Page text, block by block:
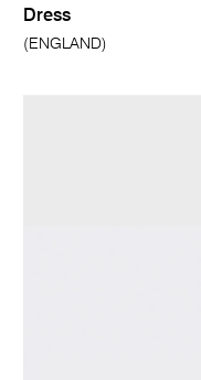
Dress
(ENGLAND)